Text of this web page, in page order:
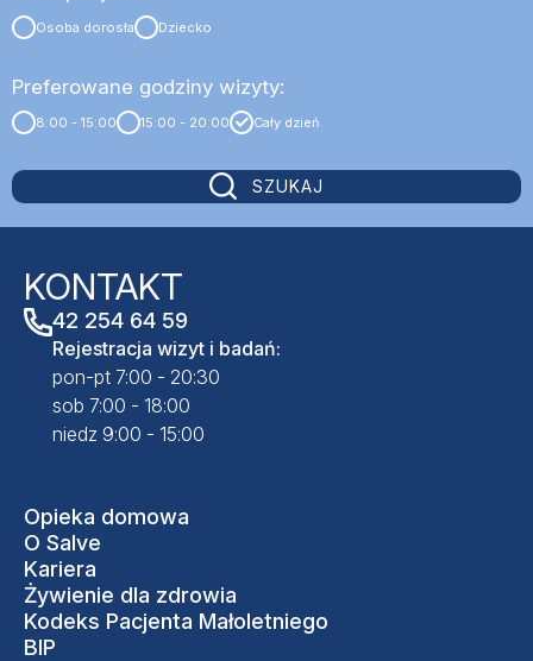
Szpital
Porody
Dla firm
Kontakt
SALVE PŁODNOŚĆ
SALVE ONKOLOGIA
SALVE MEDICA ŁÓDŹ
SALVE MEDICA WARSZAWA
PROJEKTY UNIJNE
SZUKAJ
Osoba dorosła Dziecko
Preferowane godziny wizyty:
8:00 - 15:00 15:00 - 20:00 Cały dzień
KONTAKT
42 254 64 59
Rejestracja wizyt i badań:
pon-pt 7:00 - 20:30
sob 7:00 - 18:00
niedz 9:00 - 15:00
Opieka domowa
O Salve
Kariera
Żywienie dla zdrowia
Kodeks Pacjenta Małoletniego
BIP